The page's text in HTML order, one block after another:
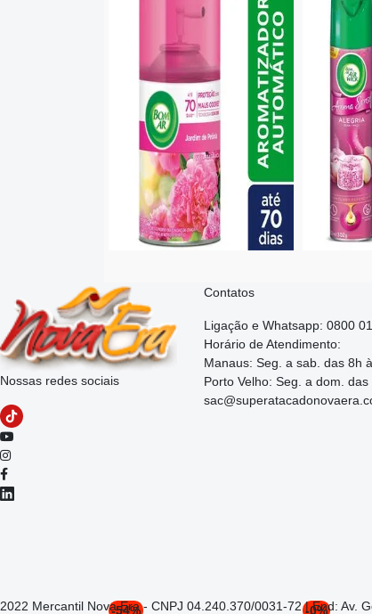
-54% -0%
Nossas redes sociais
Contatos
Ligação e Whatsapp: 0800
Horário de Atendimento:
Manaus: Seg. a sab. das 8h
Porto Velho: Seg. a dom.
2022 Mercantil Nova Era - CNPJ 04.240.370/0031-72 | End: Av.